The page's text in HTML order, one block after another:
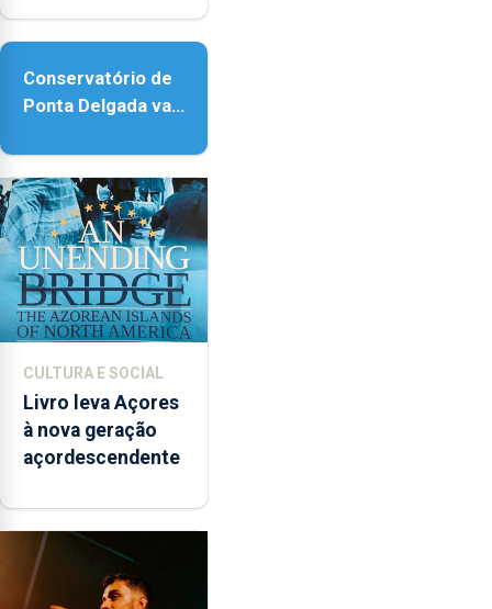
acessibilidade
Conservatório de
Ponta Delgada vai
instrumentos
CULTURA E SOCIAL
Livro leva Açores
à nova geração
açordescendente